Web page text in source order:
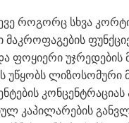
როგორც სხვა
ფოყიერი უჯრედების
უწყობს ლიზოსომური
კონცენტრაციას
კაპილარების